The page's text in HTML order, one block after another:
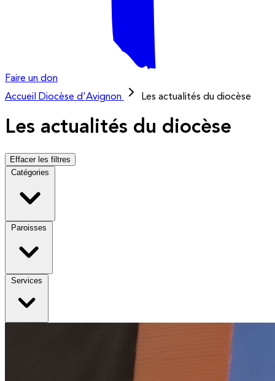
Faire un don
Accueil
Diocèse d'Avignon Les actualités du diocèse
Les actualités du diocèse
Effacer les filtres
Catégories
Paroisses
Services